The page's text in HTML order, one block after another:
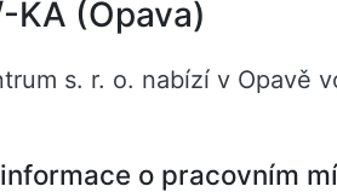
KA (Opava)
s. r. o. nabízí v Opavě
o pracovním